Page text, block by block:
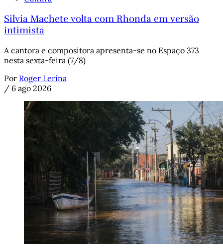
Silvia Machete volta com Rhonda em versão
intimista
A cantora e compositora apresenta-se no Espaço 373
nesta sexta-feira (7/8)
Por Roger Lerina
/ 6 ago 2026